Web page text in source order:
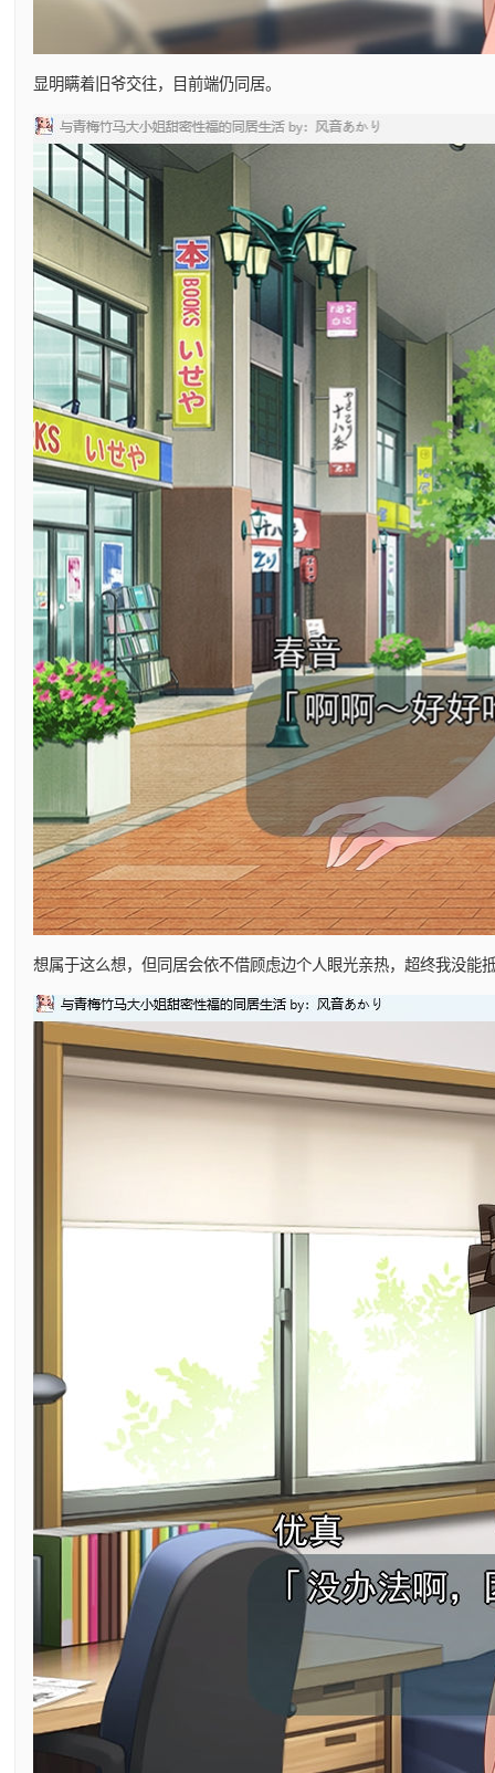
显明瞒着旧爷交往，目前端仍同居。
想属于这么想，但同居会依不借顾虑边个人眼光亲热，超终我没能